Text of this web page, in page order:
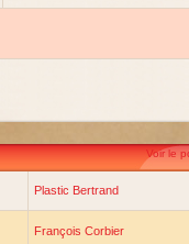
Voir le
Plastic Bertrand
François Corbier